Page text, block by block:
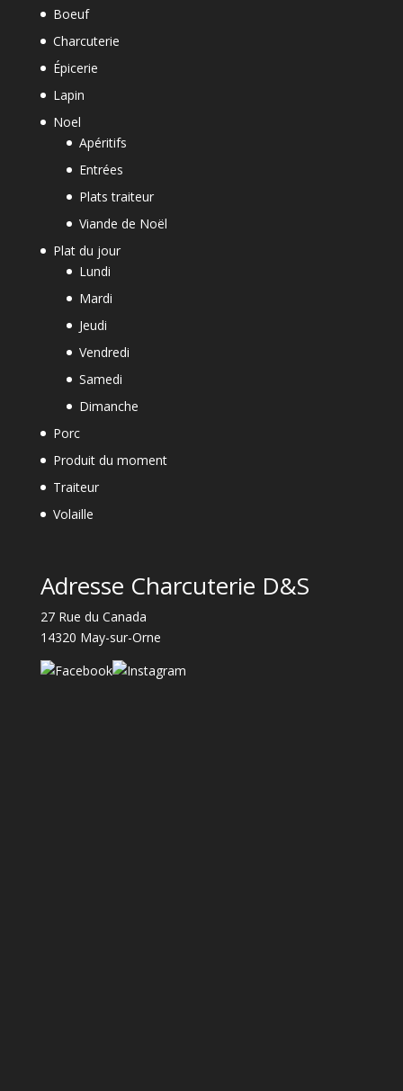
Boeuf
Charcuterie
Épicerie
Lapin
Noel
Apéritifs
Entrées
Plats traiteur
Viande de Noël
Plat du jour
Lundi
Mardi
Jeudi
Vendredi
Samedi
Dimanche
Porc
Produit du moment
Traiteur
Volaille
Adresse Charcuterie D&S
27 Rue du Canada
14320 May-sur-Orne